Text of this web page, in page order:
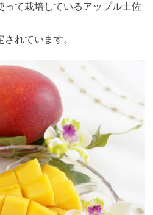
って栽培しているアップル土佐
れています。